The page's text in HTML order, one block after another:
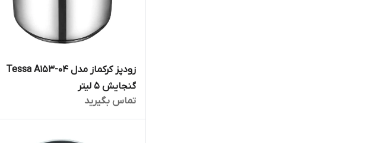
زودپز کرکماز مدل Tessa A153-04
گنجایش 5 لیتر
تماس بگیرید